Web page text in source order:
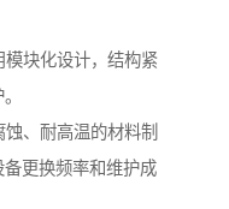
块化设计，结构紧
、耐高温的材料制
更换频率和维护成